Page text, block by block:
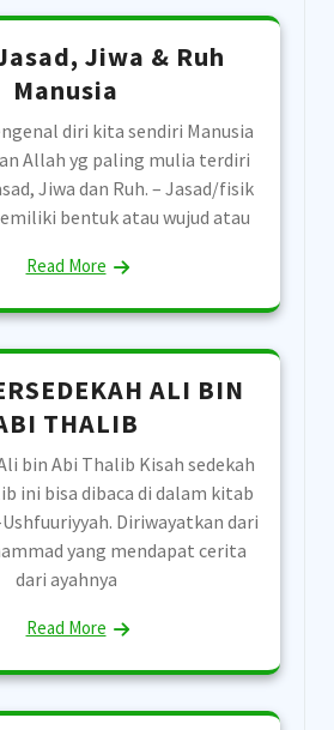
Jiwa & Ruh
Manusia
diri kita sendiri Manusia
Allah yg paling mulia terdiri
Jiwa dan Ruh. – Jasad/fisik
bentuk atau wujud atau
Read More
ALI BIN
THALIB
bin Abi Thalib Kisah sedekah
ini bisa dibaca di dalam kitab
Diriwayatkan dari
yang mendapat cerita
dari ayahnya
Read More